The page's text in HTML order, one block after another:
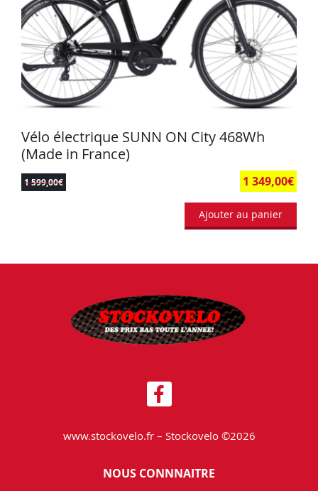
Vélo électrique SUNN ON City 468Wh
(Made in France)
1 599,00€ 1 349,00€
Ajouter au panier
www.stockovelo.fr – Stockovelo ©2026
NOUS CONNNAITRE